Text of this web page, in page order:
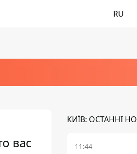
RU
вас
КИЇВ: ОСТАННІ
11:44